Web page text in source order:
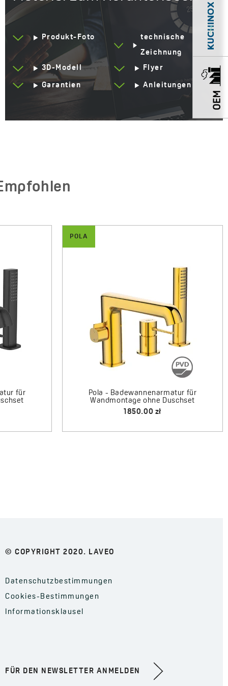
Unterputzbox
Service mit Anfahrt zum
Kunden
Jahre Garantie
8 *sehen Sie sich die
Einzelheiten der Garantie
Produkt-Foto
technische
Zeichnung
3D-Modell
Flyer
Garantien Anleitungen
für
Set
POLA
Pola - Badewannenarmatur für
Wandmontage ohne Set
© COPYRIGHT 2020. LAVEO
Datenschutzbestimmungen
Cookies-Bestimmungen
Informationsklausel
FÜR DEN NEWSLETTER ANMELDEN